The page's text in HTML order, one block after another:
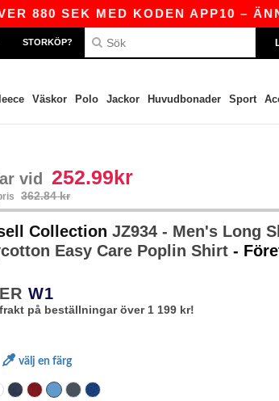
MED KODEN APP10 – ÄNNU
STORKÖP?
Väskor Polo Jackor Huvudbonader Sport
vid 252.99kr
362.84 kr
Collection JZ934 - Men's Long
Easy Care Poplin Shirt -
W1
på beställningar över 1 199 kr!
välj en färg